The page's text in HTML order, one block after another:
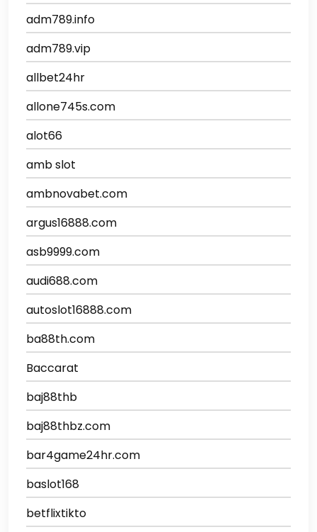
adm789.info
adm789.vip
allbet24hr
allone745s.com
alot66
amb slot
ambnovabet.com
argus16888.com
asb9999.com
audi688.com
autoslot16888.com
ba88th.com
Baccarat
baj88thb
baj88thbz.com
bar4game24hr.com
baslot168
betflixtikto